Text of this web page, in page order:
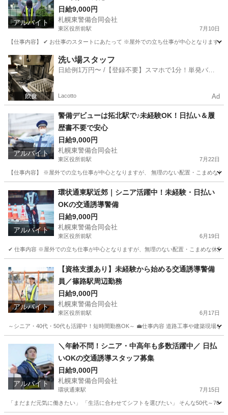
アルバイト
日給9,000円
札幌東警備合同会社
東区役所前駅 7月10日
【仕事内容】 ✔ お仕事のスタートにあたって ※屋外での立ち仕事が中心となります
北海道 札幌市 東区役所前駅
洗い場スタッフ
日給例1万円〜 /【登録不要】スマホで1分！単発バイ
Lacotto Ad
アルバイト
警備デビューは拓北駅で♪未経験OK！日払い＆履
歴書不要で安心
日給9,000円
札幌東警備合同会社
東区役所前駅 7月22日
【仕事内容】 ※屋外での立ち仕事が中心となりますが、 無理のない配置・こまめな
東区役所前駅 雑踏警備
アルバイト
環状通東駅近郊｜シニア活躍中！未経験・日払い
OKの交通誘導警備
日給9,000円
札幌東警備合同会社
東区役所前駅 6月19日
✔ 仕事内容 ※屋外での立ち仕事が中心となりますが、無理のない配置・こまめな休憩
東区役所前駅 その他 スタッフ
アルバイト
【資格支援あり】未経験から始める交通誘導警備
員／篠路駅周辺勤務
日給9,000円
札幌東警備合同会社
東区役所前駅 6月17日
～シニア・40代・50代も活躍中！短時間勤務OK～ 💼仕事内容 道路工事や建築現場
東区役所前駅 警備員 65歳
アルバイト
＼年齢不問！シニア・中高年も多数活躍中／ 日払
いOKの交通誘導スタッフ募集
日給9,000円
札幌東警備合同会社
環状通東駅 7月15日
「まだまだ元気に働きたい」 「生活に合わせてシフトを選びたい」 そんな50